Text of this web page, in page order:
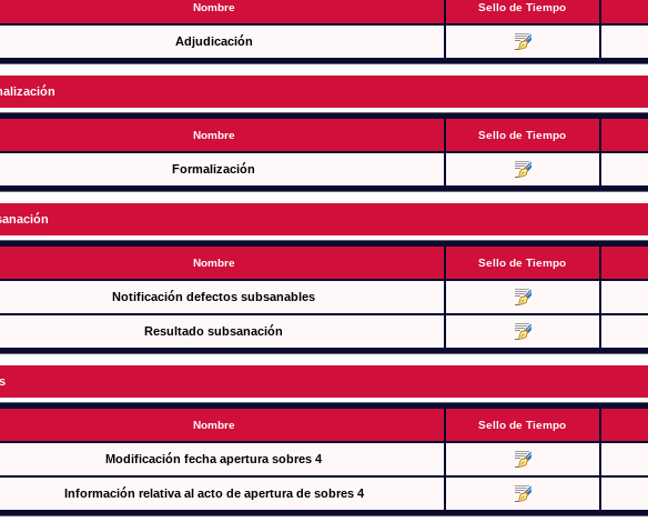
Nombre Sello de Tiempo
Adjudicación
Nombre Sello de Tiempo
Formalización
Nombre Sello de Tiempo
Notificación defectos subsanables
Resultado subsanación
Nombre Sello de Tiempo
Modificación fecha apertura sobres 4
Información relativa al acto de apertura de sobres 4